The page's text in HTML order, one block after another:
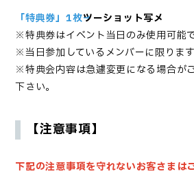
「特典券」1枚→ツーショット写メ
※特典券はイベント当日のみ使用可能で
※当日参加しているメンバーに限ります
※特典会内容は急遽変更になる場合が
下さい。
【注意事項】
下記の注意事項を守れないお客さまは